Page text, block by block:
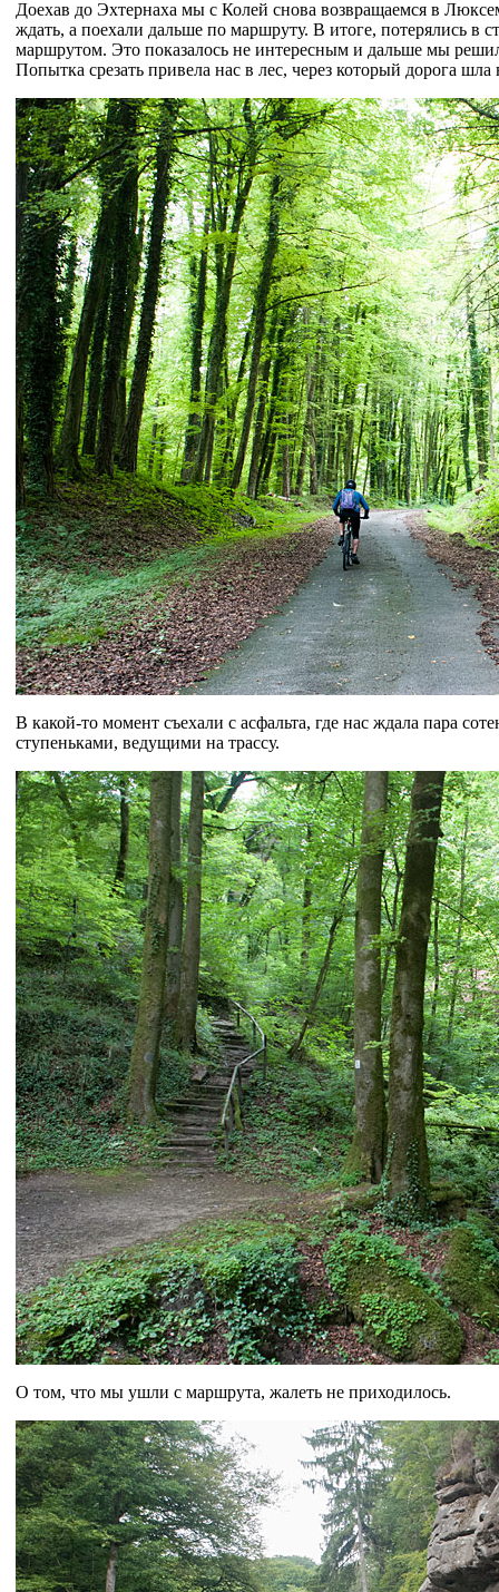
Доехав до Эхтернаха мы с Колей снова возвращаемся в
ждать, а поехали дальше по маршруту. В итоге, потерялись в
маршрутом. Это показалось не интересным и дальше мы
Попытка срезать привела нас в лес, через который дорога
В какой-то момент съехали с асфальта, где нас ждала пара
ступеньками, ведущими на трассу.
О том, что мы ушли с маршрута, жалеть не приходилось.